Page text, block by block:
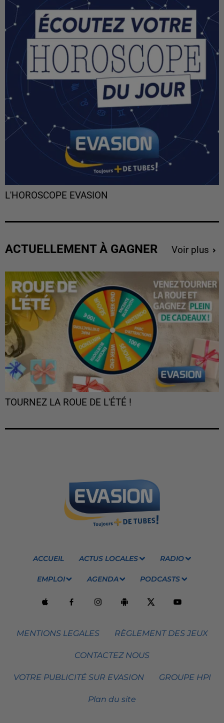
L'HOROSCOPE EVASION
ACTUELLEMENT À GAGNER Voir plus
TOURNEZ LA ROUE DE L'ÉTÉ !
ACCUEIL ACTUS LOCALES RADIO
EMPLOI AGENDA PODCASTS
MENTIONS LEGALES RÈGLEMENT DES JEUX
CONTACTEZ NOUS
VOTRE PUBLICITÉ SUR EVASION GROUPE HPI
Plan du site